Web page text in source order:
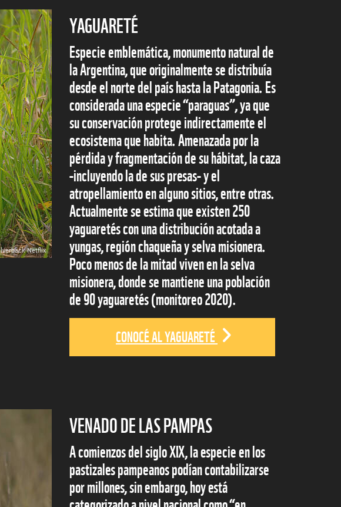
Netflix
YAGUARETÉ
Especie emblemática, monumento natural de
la Argentina, que originalmente se distribuía
desde el norte del país hasta la Patagonia. Es
considerada una especie “paraguas”, ya que
su conservación protege indirectamente el
ecosistema que habita. Amenazada por la
pérdida y fragmentación de su hábitat, la caza
-incluyendo la de sus presas- y el
atropellamiento en alguno sitios, entre otras.
Actualmente se estima que existen 250
yaguaretés con una distribución acotada a
yungas, región chaqueña y selva misionera.
Poco menos de la mitad viven en la selva
misionera, donde se mantiene una población
de 90 yaguaretés (monitoreo 2020).
CONOCÉ AL YAGUARETÉ
VENADO DE LAS PAMPAS
A comienzos del siglo XIX, la especie en los
pastizales pampeanos podían contabilizarse
por millones, sin embargo, hoy está